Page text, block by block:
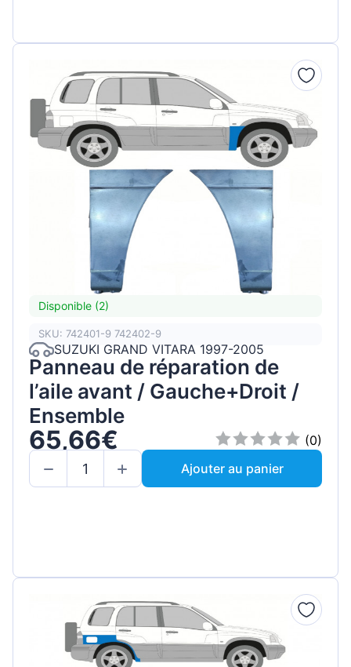
Disponible (2)
SKU: 742401-9 742402-9
SUZUKI GRAND VITARA 1997-2005
Panneau de réparation de
l’aile avant / Gauche+Droit /
Ensemble
65,66€
(0)
Ajouter au panier